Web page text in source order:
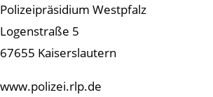
Polizeipräsidium Westpfalz
Logenstraße 5
67655 Kaiserslautern
www.polizei.rlp.de